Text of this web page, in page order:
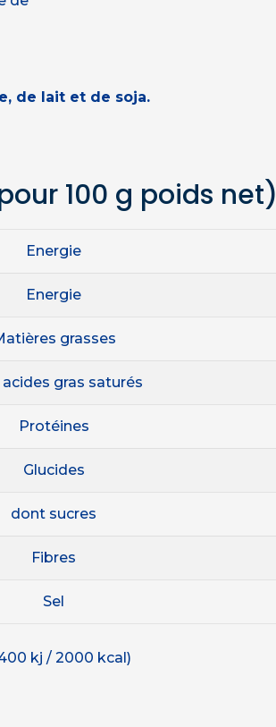
de lait et de soja.
100 g poids net)
Energie
Energie
grasses
gras saturés
Protéines
Glucides
dont sucres
Fibres
Sel
kj / 2000 kcal)